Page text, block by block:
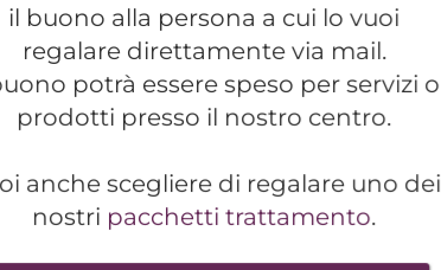
Rituale
aromatico
150,00€
il buono alla persona a cui lo vuoi
regalare direttamente via mail.
potrà essere speso per servizi o
prodotti presso il nostro centro.
anche scegliere di regalare uno dei
nostri pacchetti trattamento.